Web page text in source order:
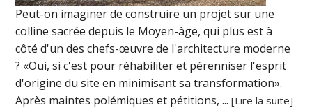
Peut-on imaginer de construire un projet sur une
colline sacrée depuis le Moyen-âge, qui plus est à
côté d'un des chefs-œuvre de l'architecture moderne
? «Oui, si c'est pour réhabiliter et pérenniser l'esprit
d'origine du site en minimisant sa transformation».
Après maintes polémiques et pétitions, ...[Lire la suite]